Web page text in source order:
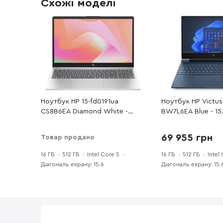
Схожі моделі
Ноутбук HP 15-fd0191ua
CS8B6EA Diamond White -
512 ГБ / Intel Graphics
Товар продано
16 ГБ 512 ГБ
Intel Core 5
Діагональ екрану: 15.6
Ноутбук HP
BW7L6EA Blue -
GeForce RTX 5050
69 955 грн
16 ГБ 512 ГБ
Intel
Діагональ екрану: